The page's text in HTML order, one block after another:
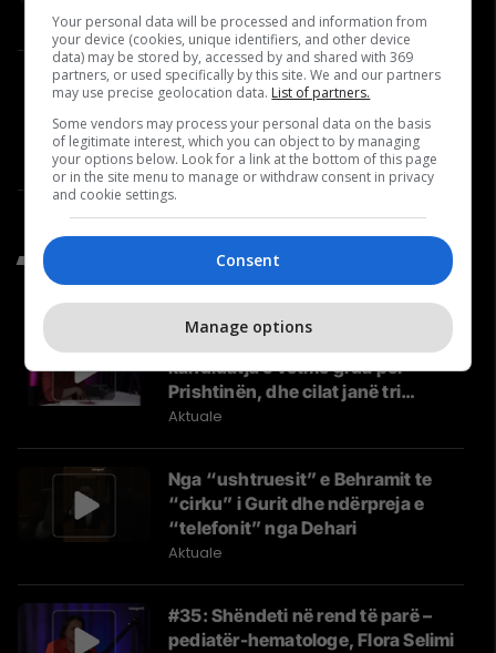
Video
A po humb Kosova momentin
evropian? – Donika Emini në
"Përballje Podcast" #35
Përballje
Të Fundit nga Aktuale
Kush është Besa Shahini,
kandidatja e vetme grua për
Prishtinën, dhe cilat janë tri
synimet e saj?
Aktuale
Nga “ushtruesit” e Behramit te
“cirku” i Gurit dhe ndërpreja e
“telefonit” nga Dehari
Aktuale
#35: Shëndeti në rend të parë –
pediatër-hematologe, Flora Selimi
Your personal data will be processed and information from
your device (cookies, unique identifiers, and other device
data) may be stored by, accessed by and shared with 369
partners, or used specifically by this site. We and our partners
may use precise geolocation data. List of partners.
Some vendors may process your personal data on the basis
of legitimate interest, which you can object to by managing
your options below. Look for a link at the bottom of this page
or in the site menu to manage or withdraw consent in privacy
and cookie settings.
Consent
Manage options